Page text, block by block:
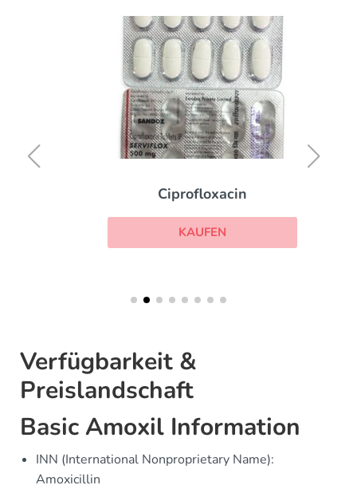
Ciprofloxacin
KAUFEN
Verfügbarkeit &
Preislandschaft
Basic Amoxil Information
INN (International Nonproprietary Name):
Amoxicillin